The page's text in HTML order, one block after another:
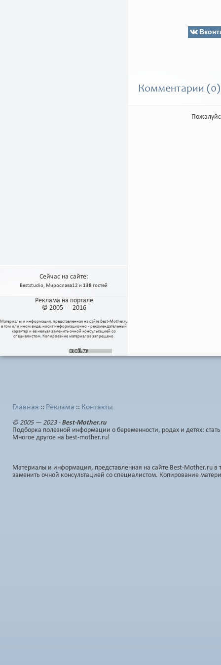
Сейчас на сайте:
Beststudio, Мирослава12 и138гостей
Реклама на портале
© 2005 — 2016
Материалы и информация, представленная на сайте Best-Mother.ru
в том или ином виде, носит информационно - рекомендательный
характер и ее нельзя заменить очной консультацией со
специалистом. Копирование материалов запрещено.
Комментарии (0)
Главная :: Реклама :: Контакты
© 2005 — 2023 - Best-Mother.ru
Подборка полезной информации о беременности, родах и детях:
Многое другое на best-mother.ru!
Материалы и информация, представленная на сайте Best-Mother.ru
заменить очной консультацией со специалистом. Копирование